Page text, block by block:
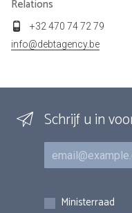
Relations
+32 470 74 72 79
info@debtagency.be
Schrijf u in
E-mail
Inschrijvingen
Ministerraad